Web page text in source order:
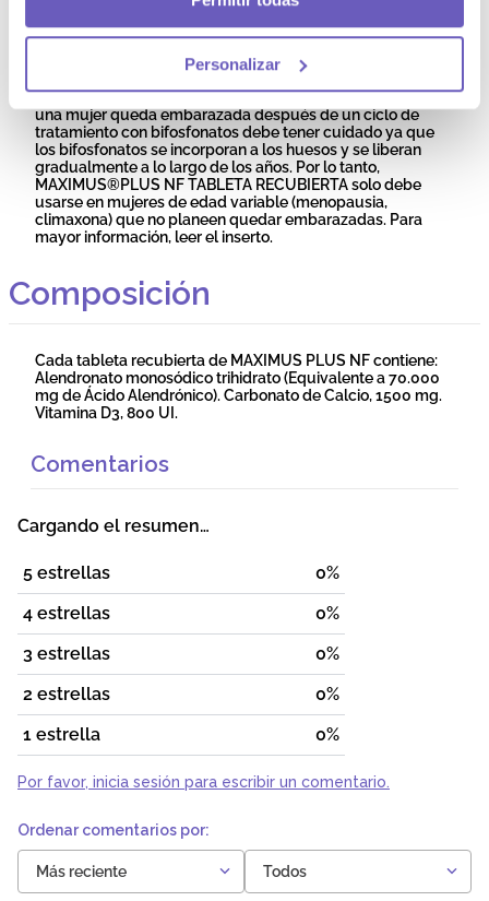
Personalizar
lactancia, cree que podría estar embarazada o tiene
intención de quedarse embarazada, consulte a su médico
o farmacéutico antes de utilizar este medicamento.
MAXIMUS®PLUS NF TABLETA RECUBIERTA no debe
de daño fetal (que afecta principalmente a los huesos) si
una mujer queda embarazada después de un ciclo de
tratamiento con bifosfonatos debe tener cuidado ya que
los bifosfonatos se incorporan a los huesos y se liberan
gradualmente a lo largo de los años. Por lo tanto,
MAXIMUS®PLUS NF TABLETA RECUBIERTA solo debe
usarse en mujeres de edad variable (menopausia,
climaxona) que no planeen quedar embarazadas. Para
mayor información, leer el inserto.
Composición
Cada tableta recubierta de MAXIMUS PLUS NF contiene:
Alendronato monosódico trihidrato (Equivalente a 70.000
mg de Ácido Alendrónico). Carbonato de Calcio, 1500 mg.
Vitamina D3, 800 UI.
Comentarios
Cargando el resumen…
5 estrellas
0%
4 estrellas
0%
3 estrellas
0%
2 estrellas
0%
1 estrella
0%
Por favor, inicia sesión para escribir un comentario.
Más reciente Todos